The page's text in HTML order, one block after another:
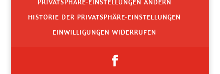
PRIVATSPHÄRE-EINSTELLUNGEN ÄNDERN
HISTORIE DER PRIVATSPHÄRE-EINSTELLUNGEN
EINWILLIGUNGEN WIDERRUFEN